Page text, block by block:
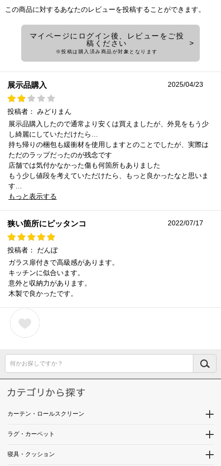
この商品に対するあなたのレビューを投稿することができます。
マイページにログイン後、レビューをご投
稿ください
※投稿は購入済み商品が対象となります
展示品購入 2025/04/23
投稿者：
みどりまん
展示品購入したので通常より安くは買えましたが、外見をもう少
し綺麗にしていただけたら…
持ち帰りの梱包も緩衝材を使用しますとのことでしたが、実際は
ただのラップだったのが残念です
店舗では気付かなかった傷も何箇所もありました
もう少し値段を考えていただけたら、もっと良かったなと思いま
す…
もっと表示する
狭い箇所にピッタンコ 2022/07/17
投稿者：
だんぼ
ガラス扉付きで高級感があります。
キッチンに似合います。
意外と収納力があります。
木製で良かったです。
何かお探しですか？
カーテン・ロールスクリーン
ラグ・カーペット
寝具・クッション